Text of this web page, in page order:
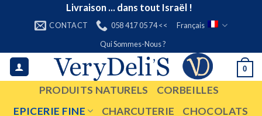
Livraison ... dans tout Israël !
CONTACT 058 417 05 74 <<
Français
Qui Sommes-Nous ?
0
PRODUITS NATURELS
CORBEILLES
EPICERIE FINE
CHARCUTERIE
CHOCOLATS